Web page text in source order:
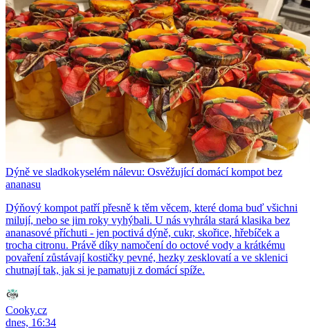
Dýně ve sladkokyselém nálevu: Osvěžující domácí kompot bez
ananasu
Dýňový kompot patří přesně k těm věcem, které doma buď všichni
milují, nebo se jim roky vyhýbali. U nás vyhrála stará klasika bez
ananasové příchuti - jen poctivá dýně, cukr, skořice, hřebíček a
trocha citronu. Právě díky namočení do octové vody a krátkému
povaření zůstávají kostičky pevné, hezky zesklovatí a ve sklenici
chutnají tak, jak si je pamatuji z domácí spíže.
Cooky.cz
dnes, 16:34